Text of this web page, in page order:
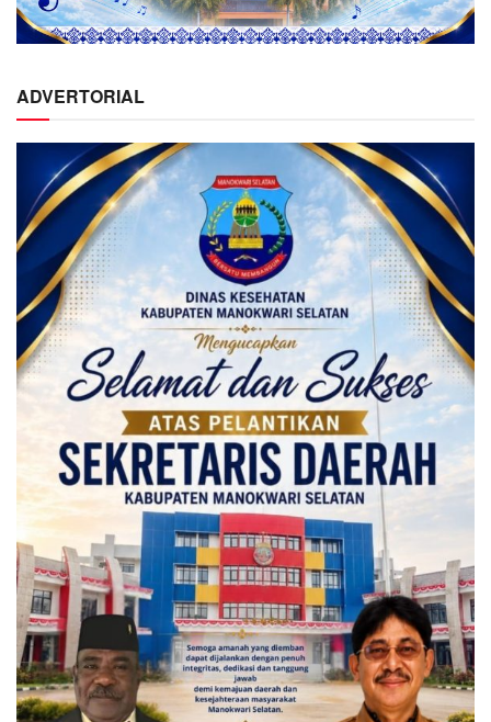
ADVERTORIAL